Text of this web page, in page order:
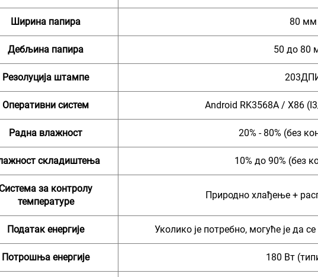
Ширина папира 80 мм
Дебљина папира 50 до 80
Резолуција штампе
Оперативни систем Android RK3568A / X86
Радна влажност 20% - 80% (без
складиштења 10% до 90% (без
за контролу
температуре
Природно хлађење +
Податак енергије Уколико је потребно, могуће је да
Потрошња енергије 180 Вт